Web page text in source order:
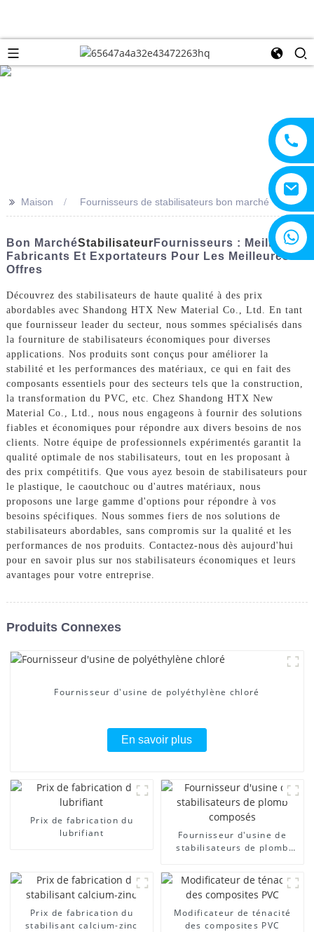
>> Maison Fournisseurs de stabilisateurs bon marché
Bon MarchéStabilisateur Fournisseurs : Meilleurs
Fabricants Et Exportateurs Pour Les Meilleures
Offres
Découvrez des stabilisateurs de haute qualité à des prix
abordables avec Shandong HTX New Material Co., Ltd. En tant
que fournisseur leader du secteur, nous sommes spécialisés dans
la fourniture de stabilisateurs économiques pour diverses
applications. Nos produits sont conçus pour améliorer la
stabilité et les performances des matériaux, ce qui en fait des
composants essentiels pour des secteurs tels que la construction,
la transformation du PVC, etc. Chez Shandong HTX New
Material Co., Ltd., nous nous engageons à fournir des solutions
fiables et économiques pour répondre aux divers besoins de nos
clients. Notre équipe de professionnels expérimentés garantit la
qualité optimale de nos stabilisateurs, tout en les proposant à
des prix compétitifs. Que vous ayez besoin de stabilisateurs pour
le plastique, le caoutchouc ou d'autres matériaux, nous
proposons une large gamme d'options pour répondre à vos
besoins spécifiques. Nous sommes fiers de nos solutions de
stabilisateurs abordables, sans compromis sur la qualité et les
performances de nos produits. Contactez-nous dès aujourd'hui
pour en savoir plus sur nos stabilisateurs économiques et leurs
avantages pour votre entreprise.
Produits Connexes
Fournisseur d'usine de polyéthylène chloré
En savoir plus
Prix ​​de fabrication du
lubrifiant
Fournisseur d'usine de
stabilisateurs de plomb
Prix ​​de fabrication du
stabilisant calcium-zinc
Modificateur de ténacité
des composites PVC